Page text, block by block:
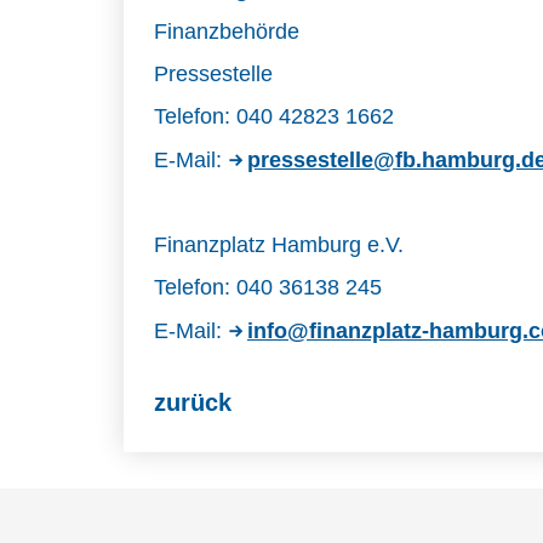
Finanzbehörde
Pressestelle
Telefon: 040 42823 1662
E-Mail:
Finanzplatz Hamburg e.V.
Telefon: 040 36138 245
E-Mail:
info@finanzplatz-
zurück